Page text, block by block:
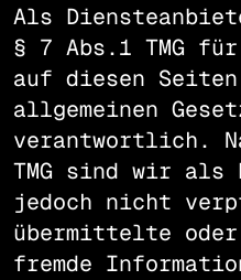
Als
§ 7 Abs.1 TMG
auf diesen Seiten
allgemeinen
verantwortlich.
TMG sind wir als
jedoch nicht
übermittelte
fremde